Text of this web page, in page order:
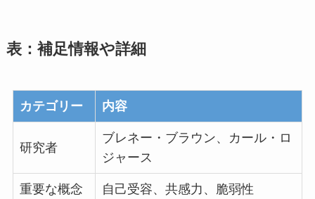
表：補足情報や詳細
カテゴリー 内容
研究者
ブレネー・ブラウン、カール・ロ
ジャース
重要な概念 自己受容、共感力、脆弱性